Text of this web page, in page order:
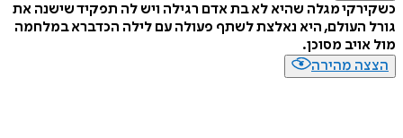
כשקירקי מגלה שהיא לא בת אדם רגילה ויש לה תפקיד שישנה את
גורל העולם, היא נאלצת לשתף פעולה עם לילה הכדברא במלחמה
מול אויב מסוכן.
הצצה מהירה